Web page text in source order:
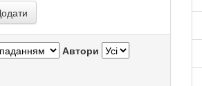
Автори